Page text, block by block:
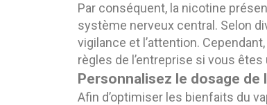
Par conséquent, la nicotine
système nerveux central. Selon
vigilance et l’attention.
règles de l’entreprise si vous
Personnalisez le dosage de
Afin d’optimiser les bienfaits du